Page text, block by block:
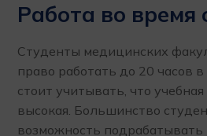
Работа во время
Студенты медицинских
право работать до 20 часов
стоит учитывать, что
высокая. Большинство
возможность подрабатывать